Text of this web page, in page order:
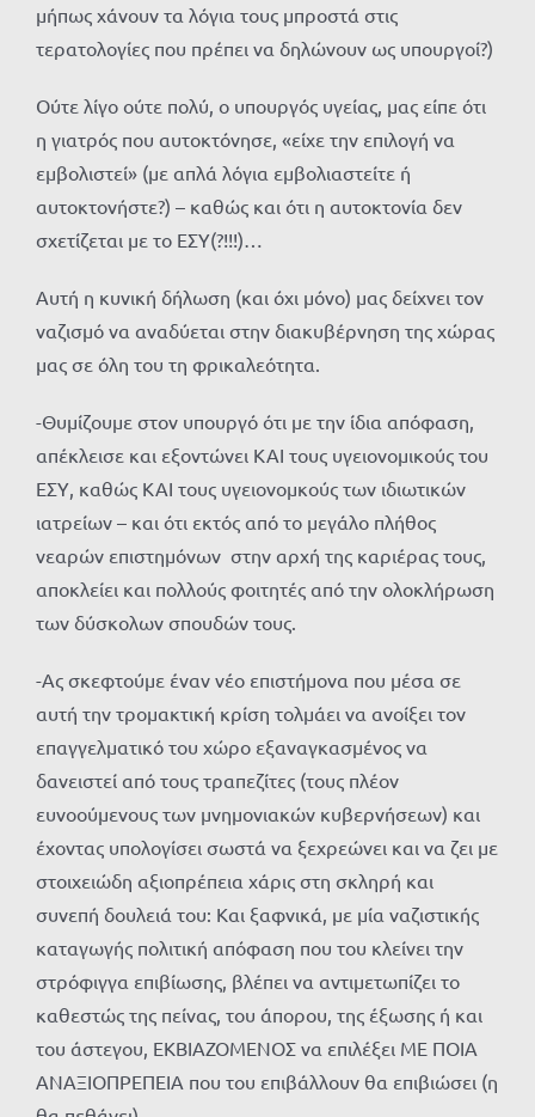
μήπως χάνουν τα λόγια τους μπροστά στις
τερατολογίες που πρέπει να δηλώνουν ως υπουργοί?)
Ούτε λίγο ούτε πολύ, ο υπουργός υγείας, μας είπε ότι
η γιατρός που αυτοκτόνησε, «είχε την επιλογή να
εμβολιστεί» (με απλά λόγια εμβολιαστείτε ή
αυτοκτονήστε?) – καθώς και ότι η αυτοκτονία δεν
σχετίζεται με το ΕΣΥ(?!!!)…
Αυτή η κυνική δήλωση (και όχι μόνο) μας δείχνει τον
ναζισμό να αναδύεται στην διακυβέρνηση της χώρας
μας σε όλη του τη φρικαλεότητα.
-Θυμίζουμε στον υπουργό ότι με την ίδια απόφαση,
απέκλεισε και εξοντώνει ΚΑΙ τους υγειονομικούς του
ΕΣΥ, καθώς ΚΑΙ τους υγειονομκούς των ιδιωτικών
ιατρείων – και ότι εκτός από το μεγάλο πλήθος
νεαρών επιστημόνων στην αρχή της καριέρας τους,
αποκλείει και πολλούς φοιτητές από την ολοκλήρωση
των δύσκολων σπουδών τους.
-Ας σκεφτούμε έναν νέο επιστήμονα που μέσα σε
αυτή την τρομακτική κρίση τολμάει να ανοίξει τον
επαγγελματικό του χώρο εξαναγκασμένος να
δανειστεί από τους τραπεζίτες (τους πλέον
ευνοούμενους των μνημονιακών κυβερνήσεων) και
έχοντας υπολογίσει σωστά να ξεχρεώνει και να ζει με
στοιχειώδη αξιοπρέπεια χάρις στη σκληρή και
συνεπή δουλειά του: Και ξαφνικά, με μία ναζιστικής
καταγωγής πολιτική απόφαση που του κλείνει την
στρόφιγγα επιβίωσης, βλέπει να αντιμετωπίζει το
καθεστώς της πείνας, του άπορου, της έξωσης ή και
του άστεγου, ΕΚΒΙΑΖΟΜΕΝΟΣ να επιλέξει ΜΕ ΠΟΙΑ
ΑΝΑΞΙΟΠΡΕΠΕΙΑ που του επιβάλλουν θα επιβιώσει (η